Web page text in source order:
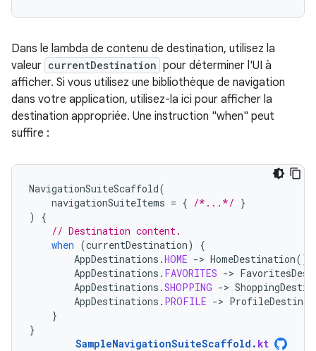
Dans le lambda de contenu de destination, utilisez la
valeur currentDestination pour déterminer l'UI à
afficher. Si vous utilisez une bibliothèque de navigation
dans votre application, utilisez-la ici pour afficher la
destination appropriée. Une instruction "when" peut
suffire :
NavigationSuiteScaffold(
navigationSuiteItems = { /*...*/ }
)
{
// Destination content.
when (currentDestination)
{
AppDestinations .HOME -> HomeDestination()
AppDestinations . FAVORITES ->
AppDestinations .SHOPPING ->
AppDestinations . PROFILE ->
}
}
SampleNavigationSuiteScaffold . kt